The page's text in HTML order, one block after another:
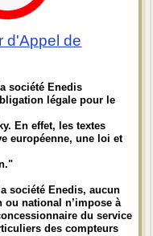
d'Appel de
société Enedis
légale pour le
En effet, les textes
européenne, une loi et
société Enedis, aucun
ou national n’impose à
du service
des compteurs